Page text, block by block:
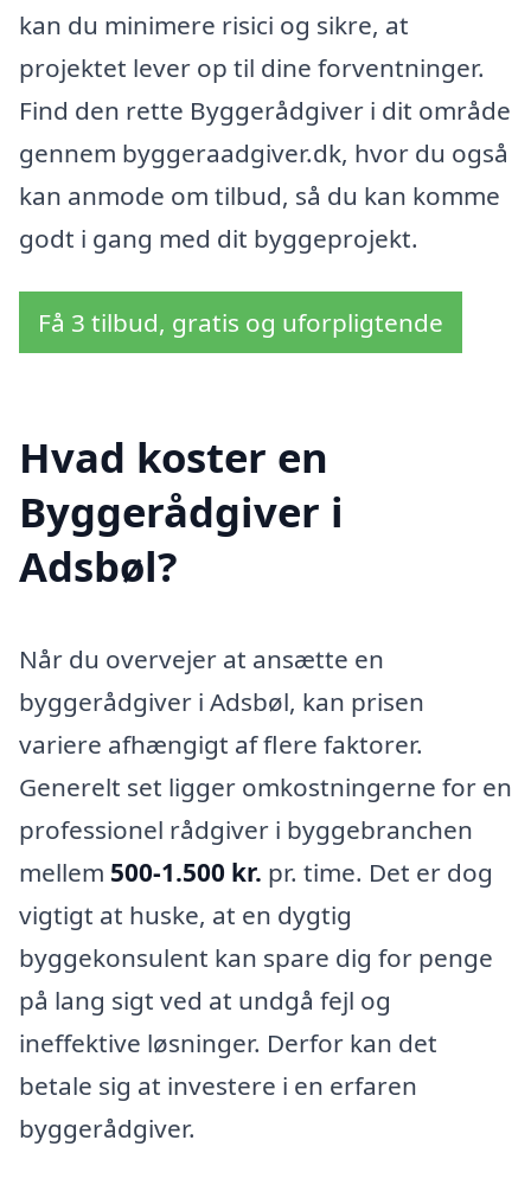
kan du minimere risici og sikre, at
projektet lever op til dine forventninger.
Find den rette Byggerådgiver i dit område
gennem byggeraadgiver.dk, hvor du også
kan anmode om tilbud, så du kan komme
godt i gang med dit byggeprojekt.
Få 3 tilbud, gratis og uforpligtende
Hvad koster en
Byggerådgiver i
Adsbøl?
Når du overvejer at ansætte en
byggerådgiver i Adsbøl, kan prisen
variere afhængigt af flere faktorer.
Generelt set ligger omkostningerne for en
professionel rådgiver i byggebranchen
mellem 500-1.500 kr. pr. time. Det er dog
vigtigt at huske, at en dygtig
byggekonsulent kan spare dig for penge
på lang sigt ved at undgå fejl og
ineffektive løsninger. Derfor kan det
betale sig at investere i en erfaren
byggerådgiver.